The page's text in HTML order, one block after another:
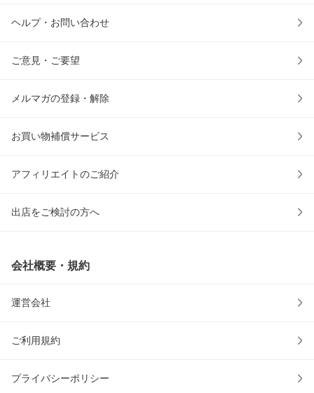
ヘルプ・お問い合わせ
ご意見・ご要望
メルマガの登録・解除
お買い物補償サービス
アフィリエイトのご紹介
出店をご検討の方へ
会社概要・規約
運営会社
ご利用規約
プライバシーポリシー